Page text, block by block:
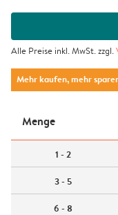
Alle Preise inkl. MwSt. zzgl.
Mehr kaufen, mehr
Menge
1 - 2
3 - 5
6 - 8